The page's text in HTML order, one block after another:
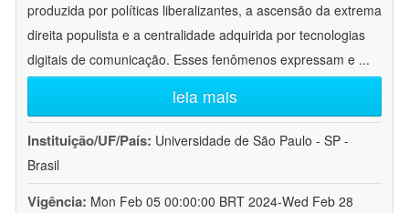
produzida por políticas liberalizantes, a ascensão da extrema
direita populista e a centralidade adquirida por tecnologias
digitais de comunicação. Esses fenômenos expressam e ...
leia mais
Instituição/UF/País: Universidade de São Paulo - SP -
Brasil
Vigência: Mon Feb 05 00:00:00 BRT 2024-Wed Feb 28